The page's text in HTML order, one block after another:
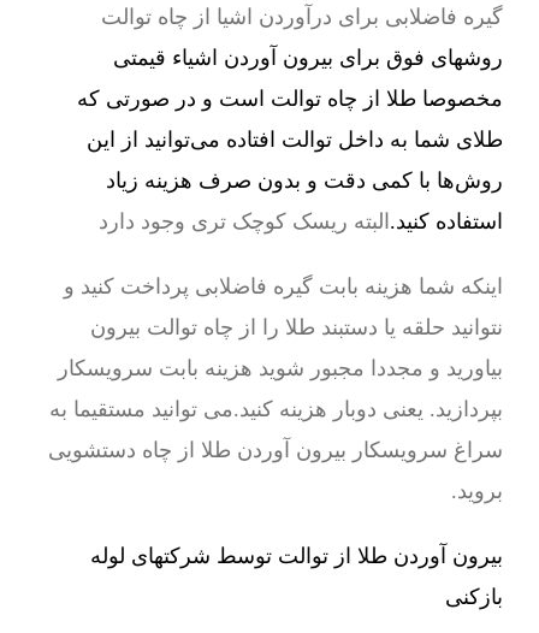
گیره فاضلابی برای درآوردن اشیا از چاه توالت
روشهای فوق برای بیرون آوردن اشیاء قیمتی
مخصوصا طلا از چاه توالت است و در صورتی که
طلای شما به داخل توالت افتاده می‌توانید از این
روش‌ها با کمی دقت و بدون صرف هزینه زیاد
استفاده کنید.البته ریسک کوچک تری وجود دارد
اینکه شما هزینه بابت گیره فاضلابی پرداخت کنید و
نتوانید حلقه یا دستبند طلا را از چاه توالت بیرون
بیاورید و مجددا مجبور شوید هزینه بابت سرویسکار
بپردازید. یعنی دوبار هزینه کنید.می توانید مستقیما به
سراغ سرویسکار بیرون آوردن طلا از چاه دستشویی
بروید.
بیرون آوردن طلا از توالت توسط شرکتهای لوله
بازکنی